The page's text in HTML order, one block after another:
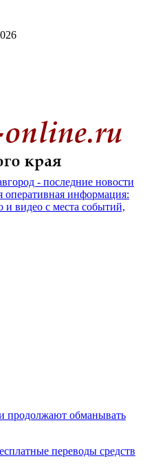
- последние новости
оперативная информация:
видео с места событий,
продолжают обманывать
переводы средств